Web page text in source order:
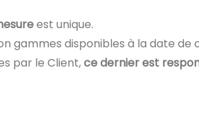
est unique.
gammes disponibles à la date de
par le Client,ce dernier est